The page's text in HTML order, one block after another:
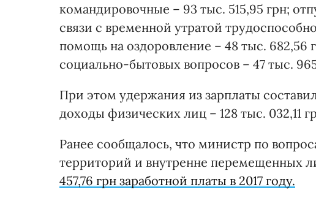
командировочные – 93 тыс. 515,95 грн;
связи с временной утратой
помощь на оздоровление – 48 тыс.
социально-бытовых вопросов – 47 тыс.
При этом удержания из зарплаты
доходы физических лиц – 128 тыс. 032,11
Ранее сообщалось, что министр по
территорий и внутренне перемещенных
457,76 грн заработной платы в 2017 году.